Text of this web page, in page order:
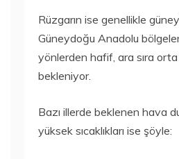
Rüzgarın ise genellikle
Güneydoğu Anadolu
yönlerden hafif, ara sıra
bekleniyor.
Bazı illerde beklenen hava
yüksek sıcaklıkları ise şöyle: